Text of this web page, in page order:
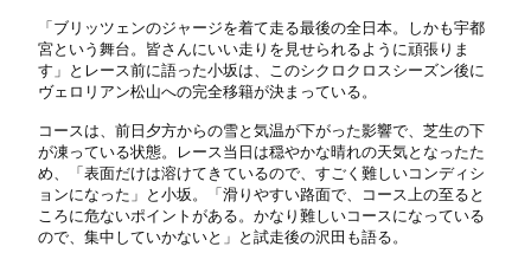
「ブリッツェンのジャージを着て走る最後の全日本。しかも宇都
宮という舞台。皆さんにいい走りを見せられるように頑張りま
す」とレース前に語った小坂は、このシクロクロスシーズン後に
ヴェロリアン松山への完全移籍が決まっている。
コースは、前日夕方からの雪と気温が下がった影響で、芝生の下
が凍っている状態。レース当日は穏やかな晴れの天気となったた
め、「表面だけは溶けてきているので、すごく難しいコンディシ
ョンになった」と小坂。「滑りやすい路面で、コース上の至ると
ころに危ないポイントがある。かなり難しいコースになっている
ので、集中していかないと」と試走後の沢田も語る。